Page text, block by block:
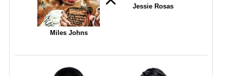
Miles Johns
Jessie Rosas